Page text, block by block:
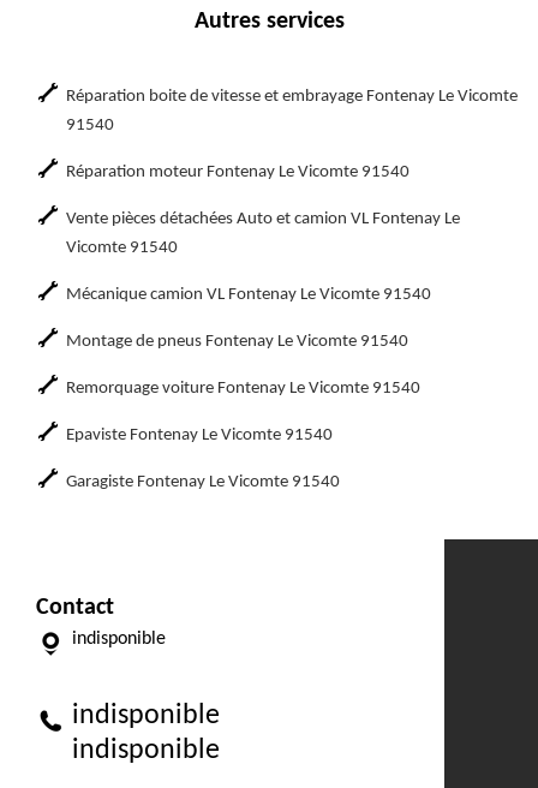
Autres services
Réparation boite de vitesse et embrayage Fontenay Le Vicomte
91540
Réparation moteur Fontenay Le Vicomte 91540
Vente pièces détachées Auto et camion VL Fontenay Le
Vicomte 91540
Mécanique camion VL Fontenay Le Vicomte 91540
Montage de pneus Fontenay Le Vicomte 91540
Remorquage voiture Fontenay Le Vicomte 91540
Epaviste Fontenay Le Vicomte 91540
Garagiste Fontenay Le Vicomte 91540
Contact
indisponible
indisponible
indisponible